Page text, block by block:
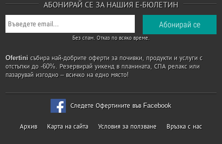
АБОНИРАЙ СЕ ЗА НАШИЯ Е-БЮЛЕТИН
Без спам. Отказ по всяко време.
Ofertini събира най-добрите оферти за почивки, продукти и услуги с
отстъпки до -60%. Резервирай уикенд в планината, СПА релакс или
пазарувай изгодно – всичко на едно място!
Следете Офертините във Facebook
Архив Карта на сайта Условия за ползване Връзка с нас